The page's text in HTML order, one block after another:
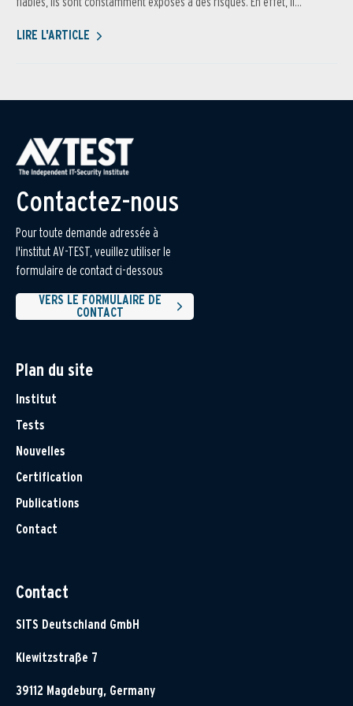
LIRE L'ARTICLE
Contactez-nous
Pour toute demande adressée à
l'institut AV-TEST, veuillez utiliser le
formulaire de contact ci-dessous
VERS LE FORMULAIRE DE
CONTACT
Plan du site
Institut
Tests
Nouvelles
Certification
Publications
Contact
Contact
SITS Deutschland GmbH
Klewitzstraße 7
39112 Magdeburg, Germany